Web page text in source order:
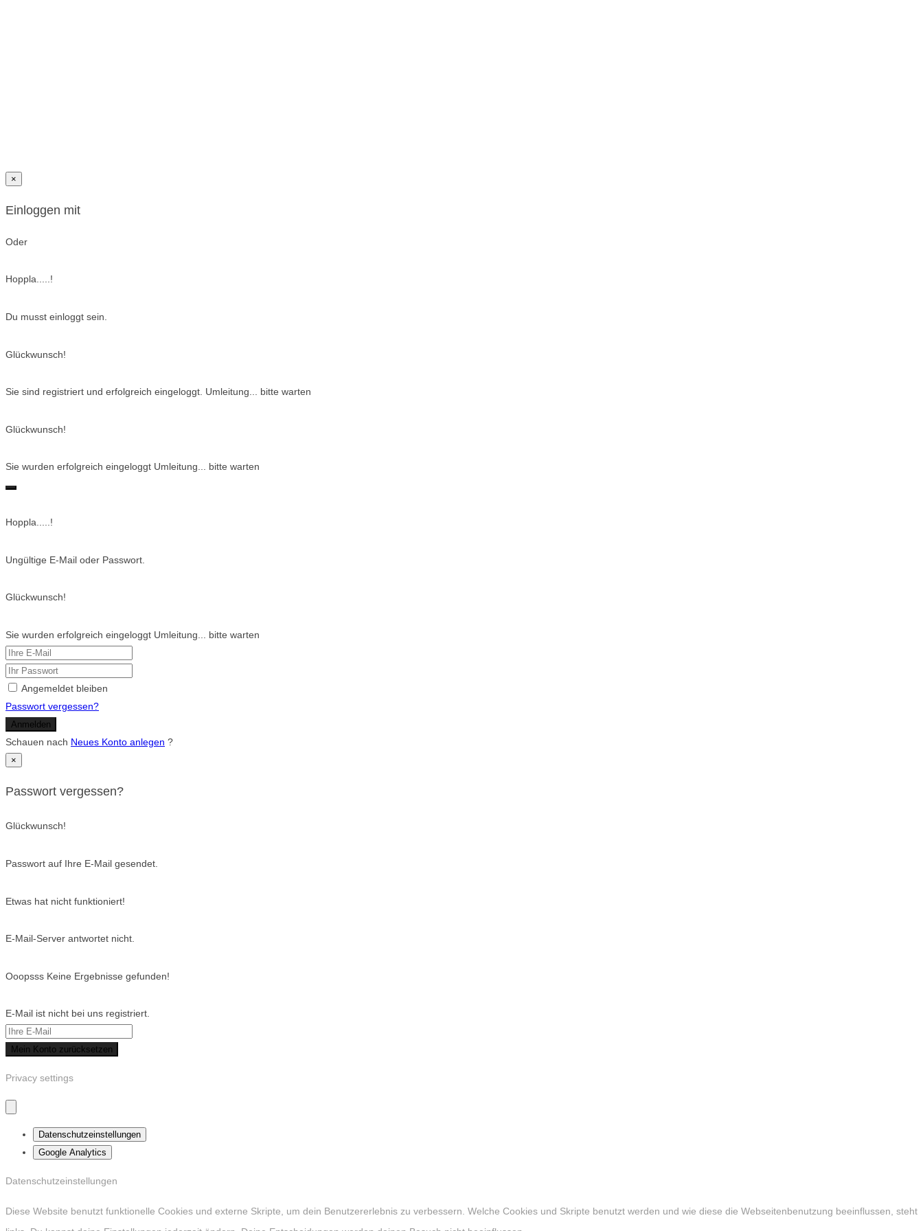
×
Einloggen mit
Oder
Hoppla.....!
Du musst einloggt sein.
Glückwunsch!
Sie sind registriert und erfolgreich eingeloggt. Umleitung... bitte warten
Glückwunsch!
Sie wurden erfolgreich eingeloggt Umleitung... bitte warten
Hoppla.....!
Ungültige E-Mail oder Passwort.
Glückwunsch!
Sie wurden erfolgreich eingeloggt Umleitung... bitte warten
Angemeldet bleiben
Passwort vergessen?
Anmelden
Schauen nach Neues Konto anlegen ?
×
Passwort vergessen?
Glückwunsch!
Passwort auf Ihre E-Mail gesendet.
Etwas hat nicht funktioniert!
E-Mail-Server antwortet nicht.
Ooopsss Keine Ergebnisse gefunden!
E-Mail ist nicht bei uns registriert.
Mein Konto zurücksetzen
Privacy settings
Datenschutzeinstellungen
Google Analytics
Datenschutzeinstellungen
Diese Website benutzt funktionelle Cookies und externe Skripte, um dein Benutzererlebnis zu verbessern. Welche Cookies und Skripte benutzt werden und wie diese die Webseitenbenutzung beeinflussen, steht